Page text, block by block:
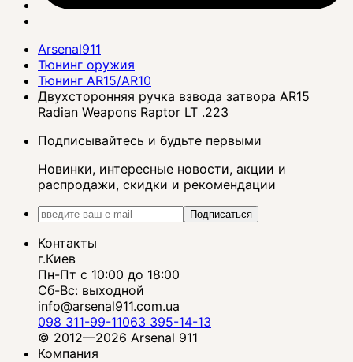
Arsenal911
Тюнинг оружия
Тюнинг AR15/AR10
Двухсторонняя ручка взвода затвора AR15
Radian Weapons Raptor LT .223
Подписывайтесь и будьте первыми
Новинки, интересные новости, акции и
распродажи, скидки и рекомендации
Подписаться
Контакты
г.Киев
Пн-Пт с 10:00 до 18:00
Сб-Вс: выходной
info@arsenal911.com.ua
098 311-99-11063 395-14-13
© 2012—2026 Arsenal 911
Компания